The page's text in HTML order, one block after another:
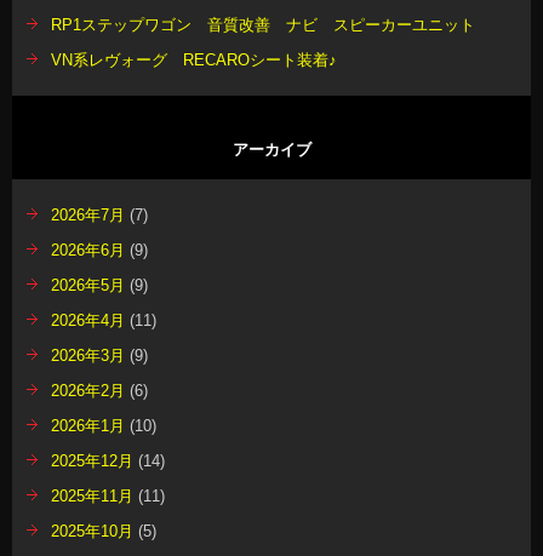
RP1ステップワゴン 音質改善 ナビ スピーカーユニット
VN系レヴォーグ RECAROシート装着♪
アーカイブ
2026年7月 (7)
2026年6月 (9)
2026年5月 (9)
2026年4月 (11)
2026年3月 (9)
2026年2月 (6)
2026年1月 (10)
2025年12月 (14)
2025年11月 (11)
2025年10月 (5)